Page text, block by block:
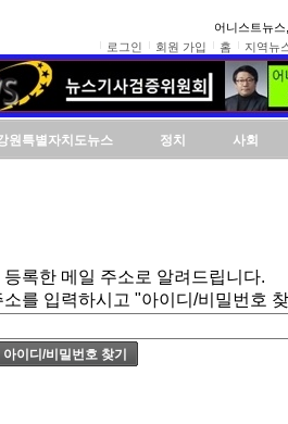
어니스트뉴
로그인
회원 가입 홈 지역뉴
원특별자치도뉴스 정치 사회
록한 메일 주소로 알려드립니다.
를 입력하시고 "아이디/비밀번호